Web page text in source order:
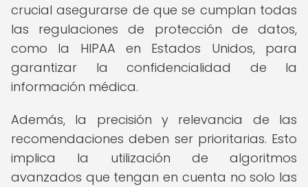
crucial asegurarse de que se cumplan todas
las regulaciones de protección de datos,
como la HIPAA en Estados Unidos, para
garantizar la confidencialidad de la
información médica.
Además, la precisión y relevancia de las
recomendaciones deben ser prioritarias. Esto
implica la utilización de algoritmos
avanzados que tengan en cuenta no solo las